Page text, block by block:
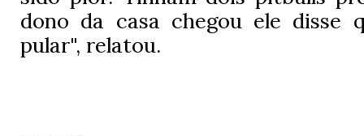
dono da casa chegou ele disse
pular", relatou.